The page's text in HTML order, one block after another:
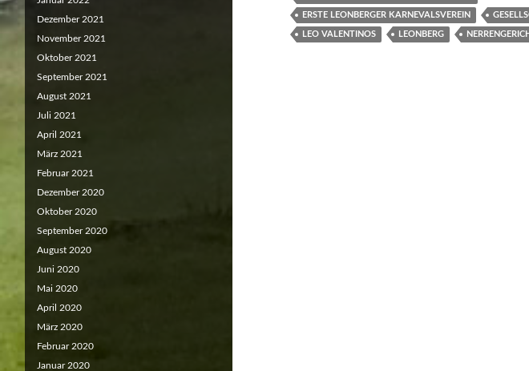
ERSTE LEONBERGER KARNEVALSVEREIN
LEO VALENTINOS LEONBERG
Dezember 2021
November 2021
Oktober 2021
September 2021
August 2021
Juli 2021
April 2021
März 2021
Februar 2021
Dezember 2020
Oktober 2020
September 2020
August 2020
Juni 2020
Mai 2020
April 2020
März 2020
Februar 2020
Januar 2020